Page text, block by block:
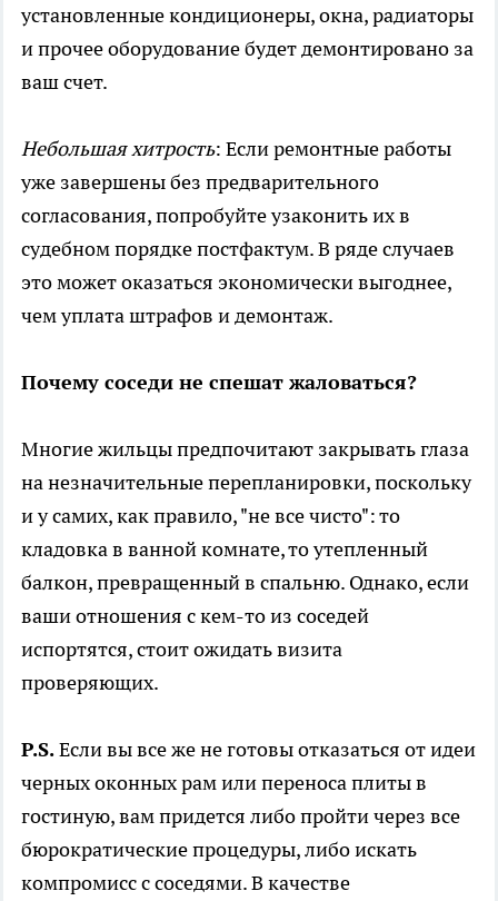
установленные кондиционеры, окна, радиаторы
и прочее оборудование будет демонтировано за
ваш счет.
Небольшая хитрость: Если ремонтные работы
уже завершены без предварительного
согласования, попробуйте узаконить их в
судебном порядке постфактум. В ряде случаев
это может оказаться экономически выгоднее,
чем уплата штрафов и демонтаж.
Почему соседи не спешат жаловаться?
Многие жильцы предпочитают закрывать глаза
на незначительные перепланировки, поскольку
и у самих, как правило, "не все чисто": то
кладовка в ванной комнате, то утепленный
балкон, превращенный в спальню. Однако, если
ваши отношения с кем-то из соседей
испортятся, стоит ожидать визита
проверяющих.
P.S.Если вы все же не готовы отказаться от идеи
черных оконных рам или переноса плиты в
гостиную, вам придется либо пройти через все
бюрократические процедуры, либо искать
компромисс с соседями. В качестве